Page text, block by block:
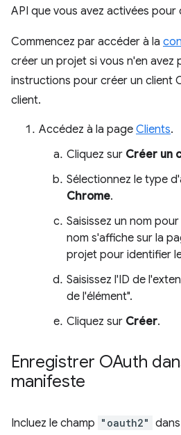
API que vous avez activées pour
Commencez par accéder à la
créer un projet si vous n'en avez
instructions pour créer un client
client.
Accédez à la page Clients.
Cliquez sur Créer un
Sélectionnez le type
Chrome.
Saisissez un nom
nom s'affiche sur la
projet pour identifier
Saisissez l'ID de
de l'élément".
Cliquez sur Créer.
Enregistrer OAuth
manifeste
Incluez le champ "oauth2"